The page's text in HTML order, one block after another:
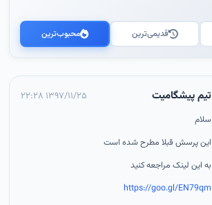
قدیمی‌ترین محبوب‌ترین
تیم پیشگامیت
۱۳۹۷/۱۱/۲۵ ۲۲:۲۸
سلام
این پرسش قبلا مطرح شده است
به این لینک مراجعه کنید
https://goo.gl/EN79qm